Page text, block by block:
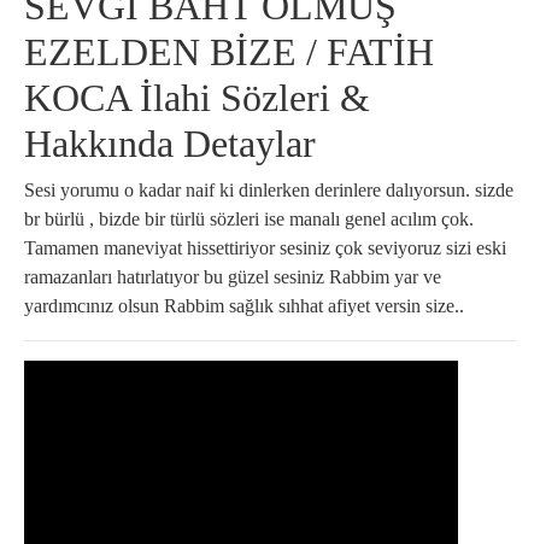
EZELDEN BİZE / FATİH
KOCA İlahi Sözleri &
Hakkında Detaylar
Sesi yorumu o kadar naif ki dinlerken derinlere dalıyorsun. sizde
br bürlü , bizde bir türlü sözleri ise manalı genel acılım çok.
Tamamen maneviyat hissettiriyor sesiniz çok seviyoruz sizi eski
ramazanları hatırlatıyor bu güzel sesiniz Rabbim yar ve
yardımcınız olsun Rabbim sağlık sıhhat afiyet versin size..